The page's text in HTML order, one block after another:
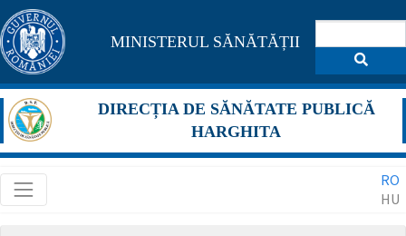
Pagina
maghiară
se
află
în
construcție
MINISTERUL SĂNĂTĂȚII
DIRECȚIA DE SĂNĂTATE PUBLICĂ
HARGHITA
RO
HU